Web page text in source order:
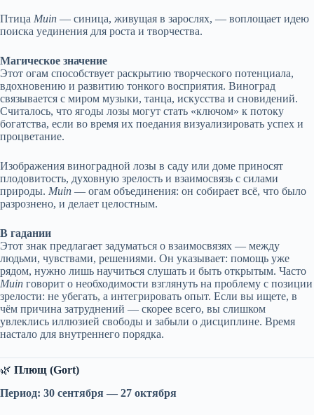
Птица Muin — синица, живущая в зарослях, — воплощает идею
поиска уединения для роста и творчества.
Магическое значение
Этот огам способствует раскрытию творческого потенциала,
вдохновению и развитию тонкого восприятия. Виноград
связывается с миром музыки, танца, искусства и сновидений.
Считалось, что ягоды лозы могут стать «ключом» к потоку
богатства, если во время их поедания визуализировать успех и
процветание.
Изображения виноградной лозы в саду или доме приносят
плодовитость, духовную зрелость и взаимосвязь с силами
природы. Muin — огам объединения: он собирает всё, что было
разрознено, и делает целостным.
В гадании
Этот знак предлагает задуматься о взаимосвязях — между
людьми, чувствами, решениями. Он указывает: помощь уже
рядом, нужно лишь научиться слушать и быть открытым. Часто
Muin говорит о необходимости взглянуть на проблему с позиции
зрелости: не убегать, а интегрировать опыт. Если вы ищете, в
чём причина затруднений — скорее всего, вы слишком
увлеклись иллюзией свободы и забыли о дисциплине. Время
настало для внутреннего порядка.
🌿 Плющ (Gort)
Период: 30 сентября — 27 октября